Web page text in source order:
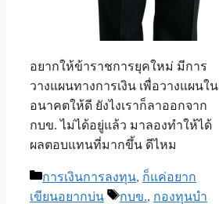
อยากให้ข้าราชการยุคใหม่ มีการ
วางแผนทางการเงิน เพื่อวางแผนใน
อนาคตให้ดี ยังไงเราก็ลาออกจาก
กบข. ไม่ได้อยู่แล้ว มาลองทำให้ได้
ผลตอบแทนที่มากขึ้น ดีไหม
Categories
การเงินการลงทุน, ก็แค่อยาก
เขียนอยากบ่น
Tags
กบข., กองทุนบำ